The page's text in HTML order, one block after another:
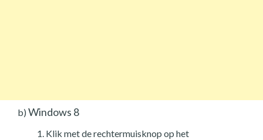
b) Windows 8
Klik met de rechtermuisknop op het